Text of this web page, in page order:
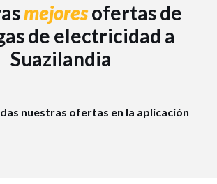
mejoresofertas de
de electricidad a
Suazilandia
nuestras ofertas en la aplicación